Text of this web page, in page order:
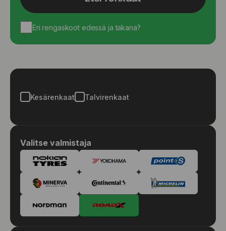
Eri rengaskoot edessä ja takana?
Kesärenkaat Talvirenkaat
Valitse valmistaja